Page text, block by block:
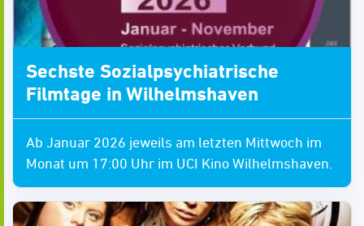
Sechste Sozialpsychiatrische
Filmtage in Wilhelmshaven
Ab Januar 2026 jeweils am letzten Mittwoch im
Monat um 17:00 Uhr im UCI Kino Wilhelmshaven.